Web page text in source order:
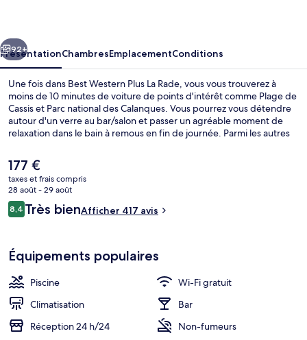
Rade
Suivant
92+
PrésentationChambresEmplacementConditions
Une fois dans Best Western Plus La Rade, vous vous trouverez à
moins de 10 minutes de voiture de points d'intérêt comme Plage de
Cassis et Parc national des Calanques. Vous pourrez vous détendre
autour d'un verre au bar/salon et passer un agréable moment de
relaxation dans le bain à remous en fin de journée. Parmi les autres
extérieure et une terrasse. Les autres voyageurs ne disent que du
bien en ce qui concerne le personnel attentionné.
Le
prix
actuel
est
de
177 €
taxes et frais compris
28 août - 29 août
Avis
voyageurs
8,48,4 sur 10
Très bienAfficher 417 avis
Équipements populaires
Piscine
Wi-Fi gratuit
Climatisation
Bar
Réception 24 h/24
Non-fumeurs